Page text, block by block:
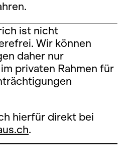
ist nicht
Wir können
daher nur
privaten Rahmen für
hierfür direkt bei
.